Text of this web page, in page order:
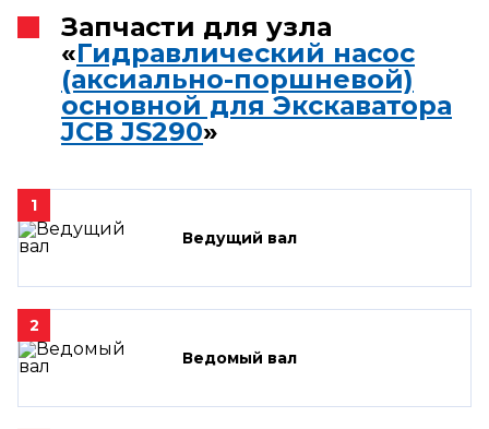
Запчасти для узла
«Гидравлический насос
(аксиально-поршневой)
основной для Экскаватора
JCB JS290»
1
Ведущий вал
2
Ведомый вал